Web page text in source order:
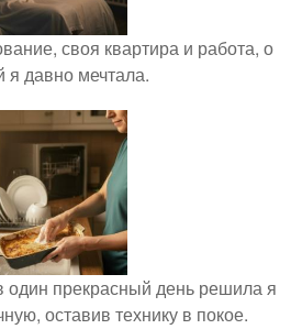
своя квартира и работа, о
я давно мечтала.
один прекрасный день решила я
оставив технику в покое.